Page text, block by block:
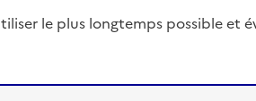
le plus longtemps possible et